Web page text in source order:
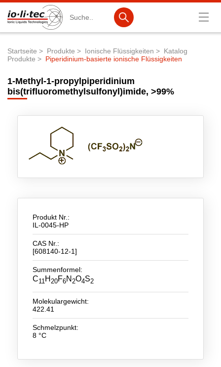
Produktsuche
Ionische Flüssigkeiten
Batteriematerialien
3M Products & IoLiTherm
F&E-Dienstleistungen
Neue Produkte
Produkthighlights
Technologie
Ionische Flüssigkeiten
Funktionsfluide & Additive
Elektrolyte
Pfadnavigation
Startseite Produkte Ionische Flüssigkeiten
Katalog
Produkte
Piperidinium-basierte ionische Flüssigkeiten
1-Methyl-1-propylpiperidinium
bis(trifluoromethylsulfonyl)imide, >99%
Produkt Nr.:
IL-0045-HP
CAS Nr.:
[608140-12-1]
Summenformel:
C11 H 20F6N 2O4S2
Molekulargewicht:
422.41
Schmelzpunkt:
8 °C